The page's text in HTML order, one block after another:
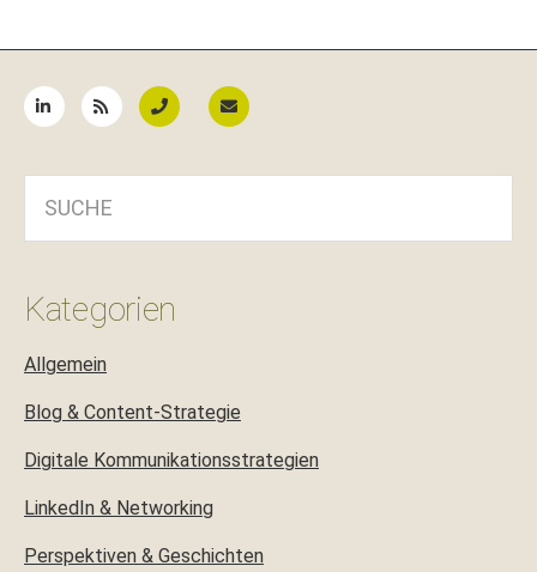
Kategorien
Allgemein
Blog & Content-Strategie
Digitale Kommunikationsstrategien
LinkedIn & Networking
Perspektiven & Geschichten